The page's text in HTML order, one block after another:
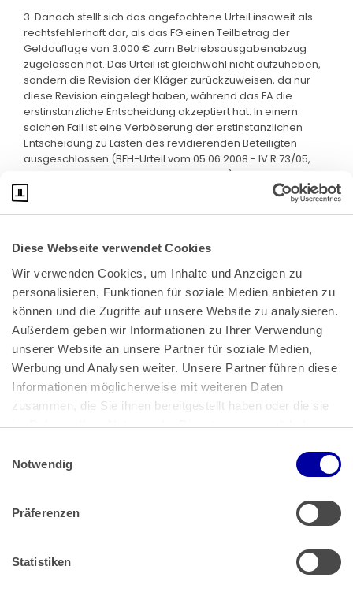
Diese Webseite verwendet Cookies
Wir verwenden Cookies, um Inhalte und Anzeigen zu
personalisieren, Funktionen für soziale Medien anbieten zu
können und die Zugriffe auf unsere Website zu analysieren.
Außerdem geben wir Informationen zu Ihrer Verwendung
unserer Website an unsere Partner für soziale Medien,
Werbung und Analysen weiter. Unsere Partner führen diese
Informationen möglicherweise mit weiteren Daten
zusammen, die Sie ihnen bereitgestellt haben oder die sie
im Rahmen Ihrer Nutzung der Dienste gesammelt haben.
Impressum
Notwendig
Präferenzen
Statistiken
3. Danach stellt sich das angefochtene Urteil insoweit als
rechtsfehlerhaft dar, als das FG einen Teilbetrag der
Geldauflage von 3.000 € zum Betriebsausgabenabzug
zugelassen hat. Das Urteil ist gleichwohl nicht aufzuheben,
sondern die Revision der Kläger zurückzuweisen, da nur
diese Revision eingelegt haben, während das FA die
erstinstanzliche Entscheidung akzeptiert hat. In einem
solchen Fall ist eine Verböserung der erstinstanzlichen
Entscheidung zu Lasten des revidierenden Beteiligten
ausgeschlossen (BFH-Urteil vom 05.06.2008 - IV R 73/05,
BFHE 222, 277, BStBl II 2008, 965, unter II.2.).
Bundeskanzlerplatz 2
53113 Bonn
Pressemitteilungen|AGB
Impressum|Datenschutz
Muster Widerrufsformular (PDF)